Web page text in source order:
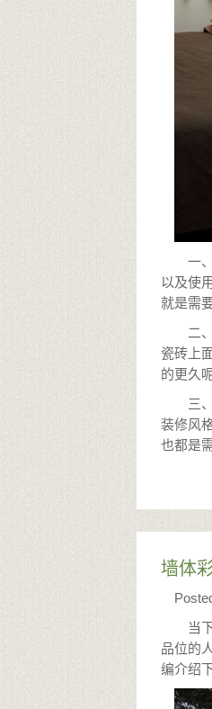
一
以及使
就是需
二
瓷砖上
的更久
三
装修风
也都是
墙体
当
品位的
编介绍